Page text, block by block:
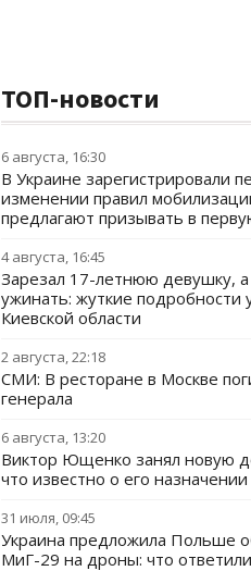
ТОП-новости
6 августа, 16:30
В Украине зарегистрировали
изменении правил
предлагают призывать в
4 августа, 16:45
Зарезал 17-летнюю девушку, а
ужинать: жуткие подробности
Киевской области
2 августа, 22:18
СМИ: В ресторане в Москве
генерала
6 августа, 13:20
Виктор Ющенко занял новую
что известно о его назначении
31 июля, 09:45
Украина предложила Польше
МиГ-29 на дроны: что